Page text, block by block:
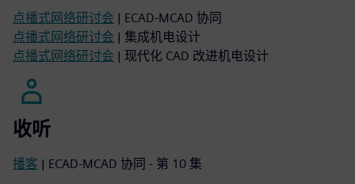
点播式网络研讨会 | ECAD-MCAD 协同
点播式网络研讨会 | 集成机电设计
点播式网络研讨会 | 现代化 CAD 改进机电设计
收听
播客 | ECAD-MCAD 协同 - 第 10 集